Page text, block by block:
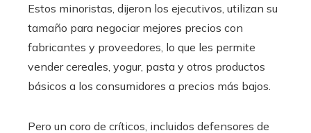
Estos minoristas, dijeron los ejecutivos, utilizan su
tamaño para negociar mejores precios con
fabricantes y proveedores, lo que les permite
vender cereales, yogur, pasta y otros productos
básicos a los consumidores a precios más bajos.
Pero un coro de críticos, incluidos defensores de